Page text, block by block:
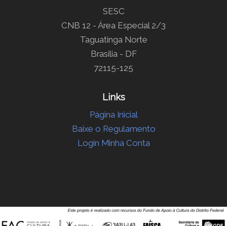
SESC
CNB 12 - Área Especial 2/3
Taguatinga Norte
Brasília - DF
72115-125
Links
Página Inicial
Baixe o Regulamento
Login Minha Conta